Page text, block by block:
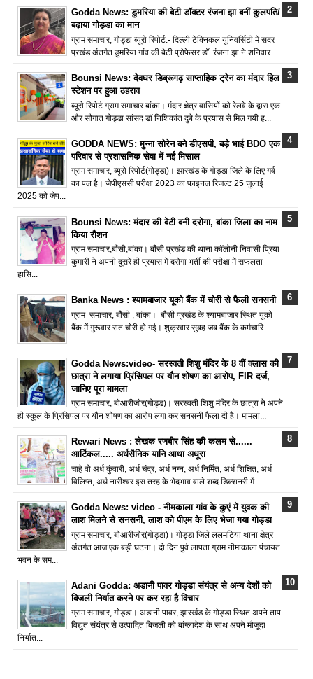
Godda News: डुमरिया की बेटी डॉक्टर रंजना झा बनीं कुलपति/
बढ़ाया गोड्डा का मान
ग्राम समाचार, गोड्डा ब्यूरो रिपोर्ट:- दिल्ली टेक्निकल यूनिवर्सिटी मे सदर
प्रखंड अंतर्गत डुमरिया गांव की बेटी प्रोफेसर डॉ. रंजना झा ने शनिवार...
Bounsi News: देवघर डिब्रूगढ़ साप्ताहिक ट्रेन का मंदार हिल
स्टेशन पर हुआ ठहराव
ब्यूरो रिपोर्ट ग्राम समाचार बांका। मंदार क्षेत्र वासियों को रेलवे के द्वारा एक
और सौगात गोड्डा सांसद डॉ निशिकांत दुबे के प्रयास से मिल गयी ह...
GODDA NEWS: मुन्ना सोरेन बने डीएसपी, बड़े भाई BDO एक
परिवार से प्रशासनिक सेवा में नई मिसाल
ग्राम समाचार, ब्यूरो रिपोर्ट(गोड्डा)। झारखंड के गोड्डा जिले के लिए गर्व
का पल है। जेपीएससी परीक्षा 2023 का फाइनल रिजल्ट 25 जुलाई
2025 को जेप...
Bounsi News: मंदार की बेटी बनी दरोगा, बांका जिला का नाम
किया रौशन
ग्राम समाचार,बौंसी,बांका। बौंसी प्रखंड की थाना कॉलोनी निवासी प्रिया
कुमारी ने अपनी दूसरे ही प्रयास में दरोगा भर्ती की परीक्षा में सफलता
हासि...
Banka News : श्यामबाजार यूको बैंक में चोरी से फैली सनसनी
ग्राम समाचार, बौंसी , बांका। बौंसी प्रखंड के श्यामबाजार स्थित यूको
बैंक में गुरूवार रात चोरी हो गई। शुक्रवार सुबह जब बैंक के कर्मचारि...
Godda News:video- सरस्वती शिशु मंदिर के 8 वीं क्लास की
छात्रा ने लगाया प्रिंसिपल पर यौन शोषण का आरोप, FIR दर्ज,
जानिए पूरा मामला
ग्राम समाचार, बोआरीजोर(गोड्ड)। सरस्वती शिशु मंदिर के छात्रा ने अपने
ही स्कूल के प्रिंसिपल पर यौन शोषण का आरोप लगा कर सनसनी फैला दी है। मामला...
Rewari News : लेखक रणबीर सिंह की कलम से......
आर्टिकल..... अर्धसैनिक यानि आधा अधूरा
चाहे वो अर्ध कुंवारी, अर्ध चंद्र, अर्ध नग्न, अर्ध निर्मित, अर्ध शिक्षित, अर्ध
विलिप्त, अर्ध नारीश्वर इस तरह के भेदभाव वाले शब्द डिक्शनरी में...
Godda News: video - नीमकाला गांव के कुएं में युवक की
लाश मिलने से सनसनी, लाश को पीएम के लिए भेजा गया गोड्डा
ग्राम समाचार, बोआरीजोर(गोड्डा)। गोड्डा जिले ललमटिया थाना क्षेत्र
अंतर्गत आज एक बड़ी घटना। दो दिन पुर्व लापता ग्राम नीमाकाला पंचायत
भवन के सम...
Adani Godda: अडानी पावर गोड्डा संयंत्र से अन्य देशों को
बिजली निर्यात करने पर कर रहा है विचार
ग्राम समाचार, गोड्डा। अडानी पावर, झारखंड के गोड्डा स्थित अपने ताप
विद्युत संयंत्र से उत्पादित बिजली को बांग्लादेश के साथ अपने मौजूदा
निर्यात...